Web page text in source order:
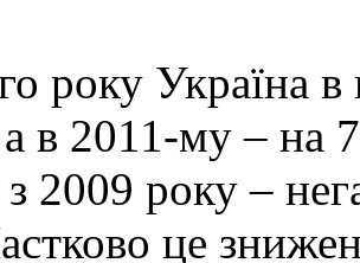
року Україна
а в 2011-му – на
2009 року –
це